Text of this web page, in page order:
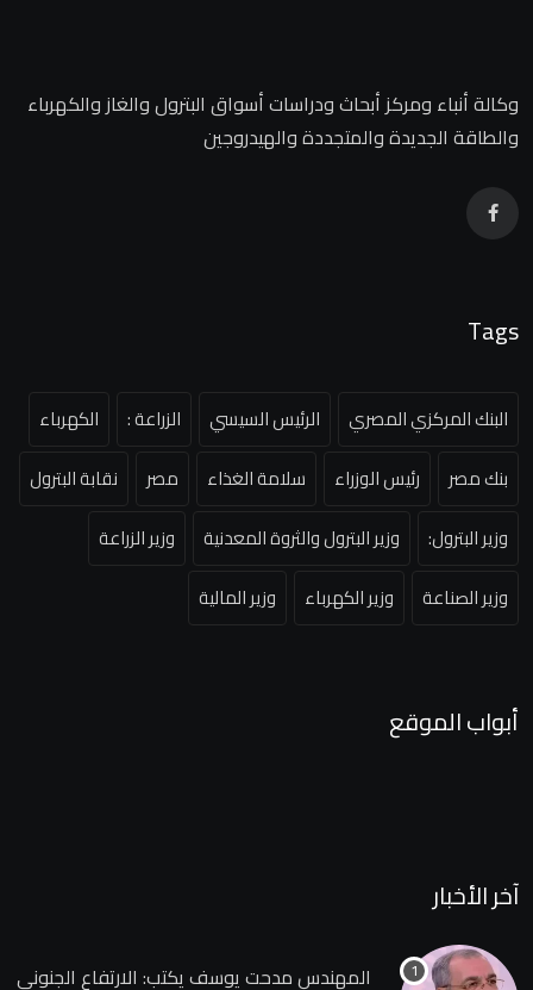
وكالة أنباء ومركز أبحاث ودراسات أسواق البترول والغاز والكهرباء
والطاقة الجديدة والمتجددة والهيدروجين
Tags
البنك المركزي المصري الرئيس السيسي الزراعة :
الكهرباء
بنك مصر
رئيس الوزراء سلامة الغذاء مصر
نقابة البترول
وزير البترول:
وزير البترول والثروة المعدنية
وزير الزراعة
وزير الصناعة
وزير الكهرباء وزير المالية
أبواب الموقع
آخر الأخبار
المهندس مدحت يوسف يكتب: الارتفاع الجنوني